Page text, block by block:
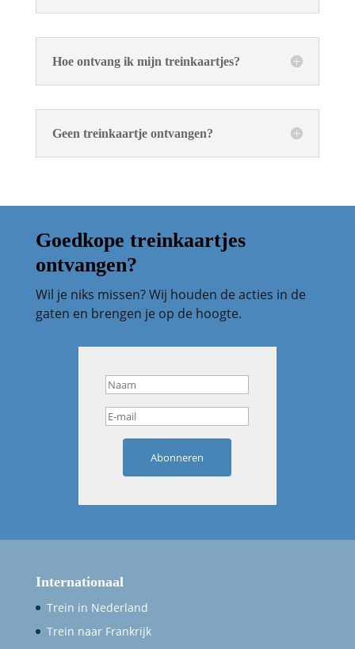
Hoe ontvang ik mijn treinkaartjes?
Geen treinkaartje ontvangen?
Goedkope treinkaartjes
ontvangen?
Wil je niks missen? Wij houden de acties in de
gaten en brengen je op de hoogte.
Abonneren
Internationaal
Trein in Nederland
Trein naar Frankrijk